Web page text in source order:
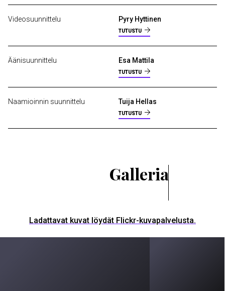
Videosuunnittelu Pyry Hyttinen
TUTUSTU
Äänisuunnittelu Esa Mattila
TUTUSTU
Naamioinnin suunnittelu Tuija Hellas
TUTUSTU
Galleria
Ladattavat kuvat löydät Flickr-kuvapalvelusta.